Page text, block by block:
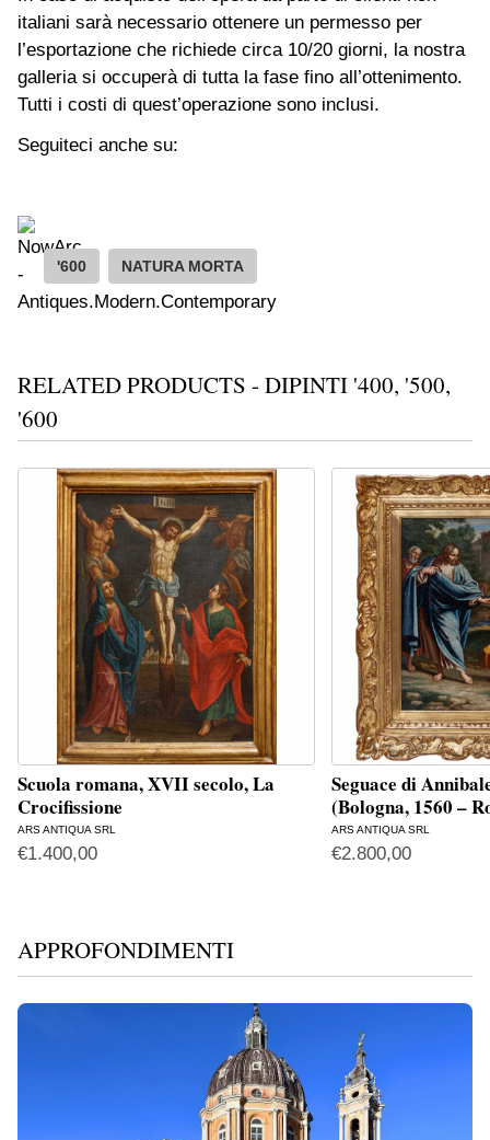
italiani sarà necessario ottenere un permesso per
l’esportazione che richiede circa 10/20 giorni, la nostra
galleria si occuperà di tutta la fase fino all’ottenimento.
Tutti i costi di quest’operazione sono inclusi.
Seguiteci anche su:
'600 NATURA MORTA
RELATED PRODUCTS - DIPINTI '400, '500,
'600
Scuola romana, XVII secolo, La
Crocifissione
ARS ANTIQUA SRL
€1.400,00
Seguace di
(Bologna, 1560 –
ARS ANTIQUA SRL
€2.800,00
APPROFONDIMENTI